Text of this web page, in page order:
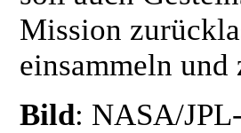
Mission
einsammeln
Bild: NASA/